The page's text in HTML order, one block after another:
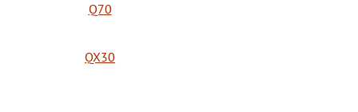
Q70
QX30